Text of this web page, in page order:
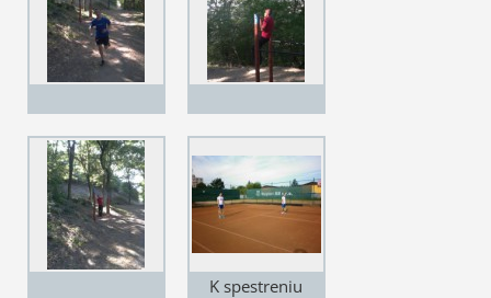
K spestreniu